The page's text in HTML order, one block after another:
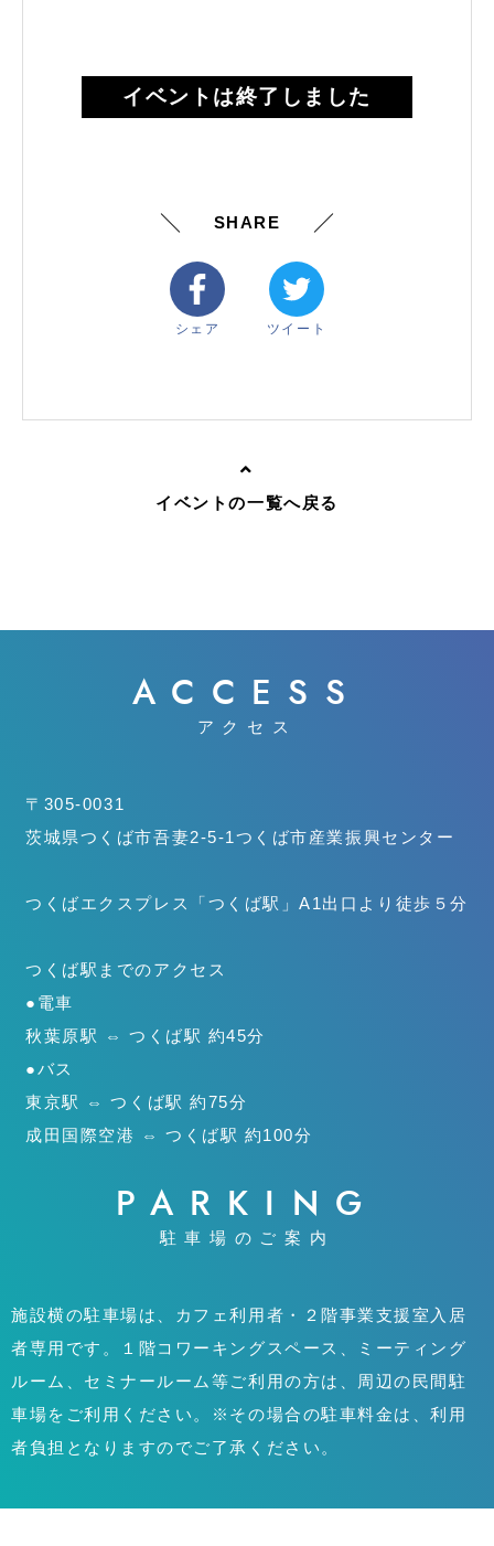
イベントは終了しました
SHARE
シェア ツイート
イベントの一覧へ戻る
ACCESS
アクセス
〒305-0031
茨城県つくば市吾妻2-5-1つくば市産業振興センター
つくばエクスプレス「つくば駅」A1出口より徒歩５分
つくば駅までのアクセス
●電車
秋葉原駅 ⇔ つくば駅 約45分
●バス
東京駅 ⇔ つくば駅 約75分
成田国際空港 ⇔ つくば駅 約100分
PARKING
駐車場のご案内
施設横の駐車場は、カフェ利用者・２階事業支援室入居
者専用です。１階コワーキングスペース、ミーティング
ルーム、セミナールーム等ご利用の方は、周辺の民間駐
車場をご利用ください。※その場合の駐車料金は、利用
者負担となりますのでご了承ください。